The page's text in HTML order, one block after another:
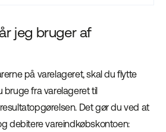
jeg bruger af
på varelageret, skal du flytte
fra varelageret til
Det gør du ved at
debitere vareindkøbskontoen: